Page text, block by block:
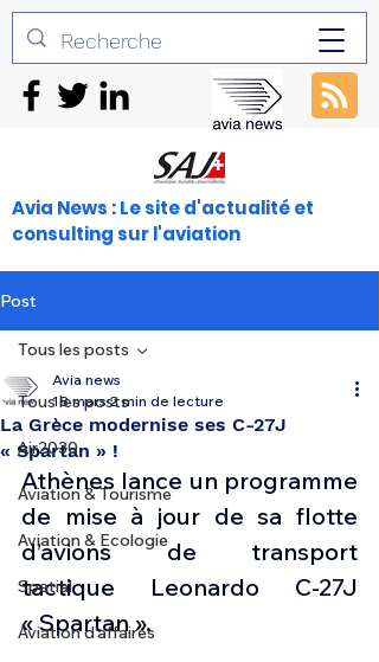
Avia News : Le site d'actualité et
consulting sur l'aviation
Post
Tous les posts
Air2030
Aviation & Tourisme
Aviation & Ecologie
Spatial
Aviation d'affaires
Tous les posts
La Grèce modernise ses C-27J
« Spartan » !
Avia news
18 mars 2 min de lecture
Athènes lance un programme
de mise à jour de sa flotte
d’avions de transport
tactique Leonardo C-27J
« Spartan ».